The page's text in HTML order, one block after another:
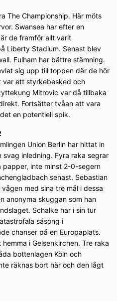
The Championship. Här möts
Swansea har efter en
de framför allt varit
Liberty Stadium. Senast blev
Fulham har bättre stämning.
sig upp till toppen där de hör
var ett styrkebesked och
Mitrovic var då tillbaka
Fortsätter tvåan att vara
en potentiell spik.
Union Berlin har hittat in
inledning. Fyra raka segrar
papper, inte minst 2-0-segern
senast. Sebastian
med sina tre mål i dessa
anonyma skuggan som han
Schalke har i sin tur
säsong i
chanser på en Europaplats.
i Gelsenkirchen. Tre raka
bottenlagen Köln och
räknas bort här och den lågt